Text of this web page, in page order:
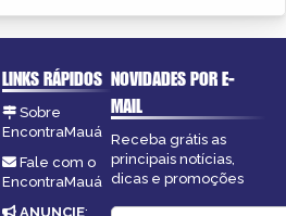
LINKS RÁPIDOS
Sobre
EncontraMauá
Fale com o
EncontraMauá
ANUNCIE:
NOVIDADES POR E-
MAIL
Receba grátis as
principais notícias,
dicas e promoções